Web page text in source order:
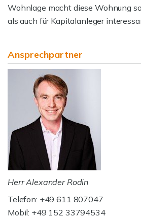
Wohnlage macht diese Wohnung
als auch für Kapitalanleger
Ansprechpartner
Herr Alexander Rodin
Telefon: +49 611 807047
Mobil: +49 152 33794534